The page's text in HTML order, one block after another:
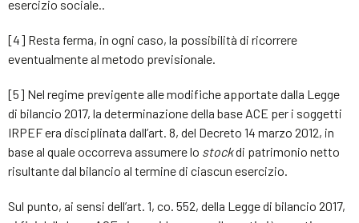
esercizio sociale..
[4] Resta ferma, in ogni caso, la possibilità di ricorrere
eventualmente al metodo previsionale.
[5] Nel regime previgente alle modifiche apportate dalla Legge
di bilancio 2017, la determinazione della base ACE per i soggetti
IRPEF era disciplinata dall’art. 8, del Decreto 14 marzo 2012, in
base al quale occorreva assumere lo stockdi patrimonio netto
risultante dal bilancio al termine di ciascun esercizio.
Sul punto, ai sensi dell’art. 1, co. 552, della Legge di bilancio 2017,